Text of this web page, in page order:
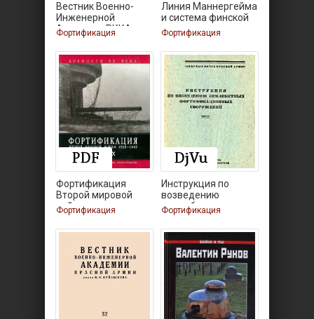
Вестник Военно-
Инженерной
Академии РККА
Фортификация
Линия Маннергейма
и система финской
Фортификация
Фортификация
Второй мировой
войны
Фортификация
Инструкция по
возведению
землебитных
Фортификация